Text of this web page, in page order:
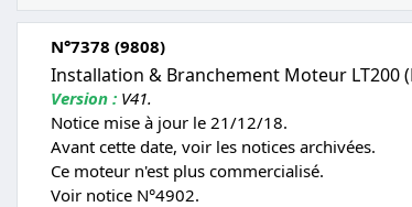
N°7378 (9808)
Installation & Branchement Moteur LT200
Version : V41.
Notice mise à jour le 21/12/18.
Avant cette date, voir les notices archivées.
Ce moteur n'est plus commercialisé.
Voir notice N°4902.